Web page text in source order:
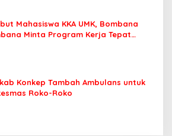
Mahasiswa KKA UMK, Bombana
Minta Program Kerja Tepat
Konkep Tambah Ambulans untuk
Roko-Roko